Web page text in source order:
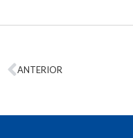
ANTERIOR